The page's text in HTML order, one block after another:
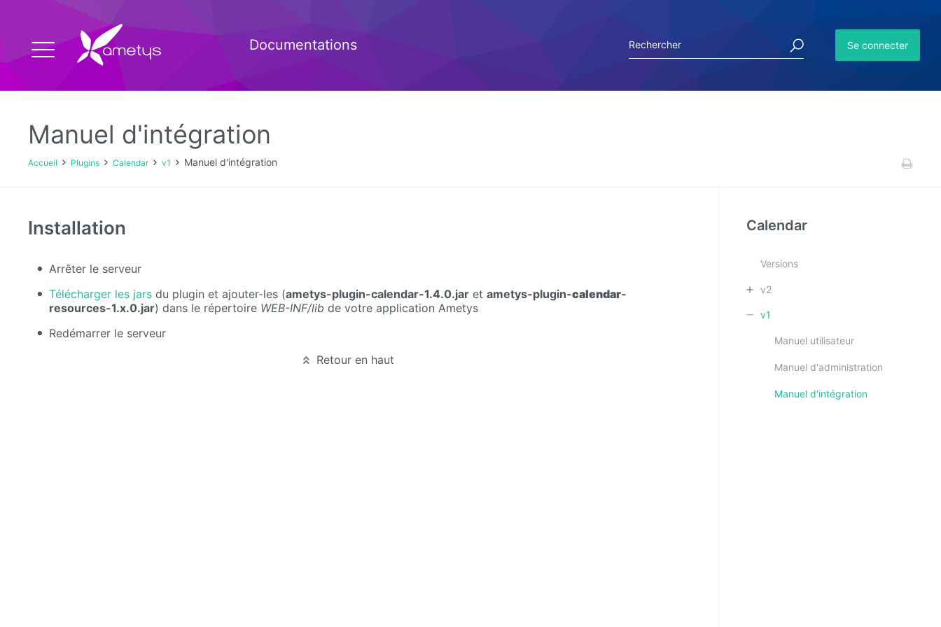
Documentations Se connecter
Manuel d'intégration
Accueil Plugins Calendar v1 Manuel d'intégration
Installation
Arrêter le serveur
Télécharger les jars du plugin et ajouter-les (ametys-plugin-calendar-1.4.0.jar et ametys-plugin-calendar-
resources-1.x.0.jar) dans le répertoire WEB-INF/lib de votre application Ametys
Redémarrer le serveur
Retour en haut
Calendar
Versions
v2
v1
Manuel utilisateur
Manuel d'administration
Manuel d'intégration